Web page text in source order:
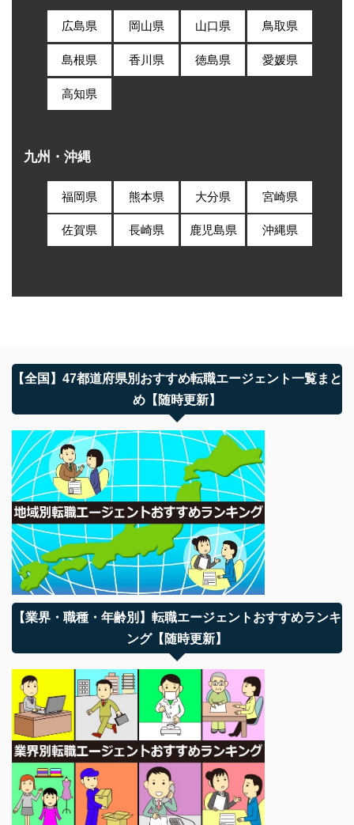
広島県 岡山県 山口県 鳥取県
島根県 香川県 徳島県 愛媛県
高知県
九州・沖縄
福岡県 熊本県 大分県 宮崎県
佐賀県 長崎県 鹿児島県 沖縄県
【全国】47都道府県別おすすめ転職エージェント一覧まと
め【随時更新】
【業界・職種・年齢別】転職エージェントおすすめランキ
ング【随時更新】